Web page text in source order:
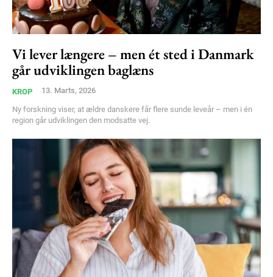
Subscription Plans
Vi lever længere – men ét sted i Danmark
går udviklingen baglæns
KROP 13. Marts, 2026
Ny forskning viser, at ældre danskere får flere sunde leveår – men i én
region går udviklingen den modsatte vej.